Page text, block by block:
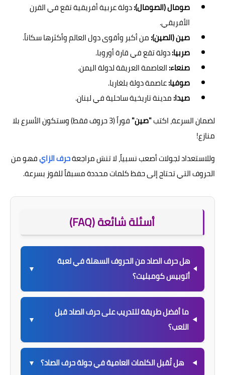
صومال (الصومال):دولة عربية أفريقية تقع في القرن
الأفريقي.
صين (الصين):من أكبر وأقوى دول العالم وأكثرها سكاناً.
صربيا:دولة تقع في قارة أوروبا.
صنعاء:العاصمة العريقة لدولة اليمن.
صوفيا:عاصمة دولة بلغاريا.
صيدا:مدينة تاريخية ساحلية في لبنان.
لضمان السرعة، اكتب"صين"
فوراً (3 حروف فقط) وستكون الأسرع بلا
منازع!
وللاستعداد لجولات أصعب نسبياً، لا تنسَ مراجعةحرف الزايفهو من
الحروف التي تحتاج إلى حفظ كلمات محددة مسبقاً للفوز بسرعة.
أسئلة شائعة (FAQ)
هل حرف الصاد من الحروف السهلة في لعبة
أتوبيس كومبليت؟
▼
ما أفضل طريقة للتدريب على حرف الصاد قبل
اللعب؟
▼
هل تُقبل الكلمات العامية في جولة حرف الصاد؟ ▼